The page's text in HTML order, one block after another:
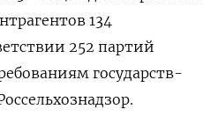
134
252 партий
государств-